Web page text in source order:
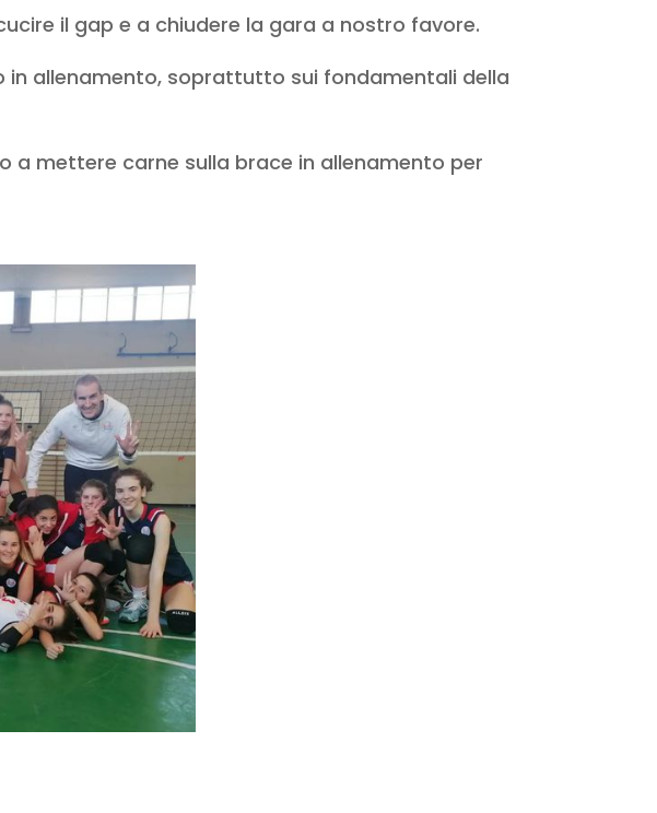
il gap e a chiudere la gara a nostro favore.
in allenamento, soprattutto sui fondamentali della
a mettere carne sulla brace in allenamento per